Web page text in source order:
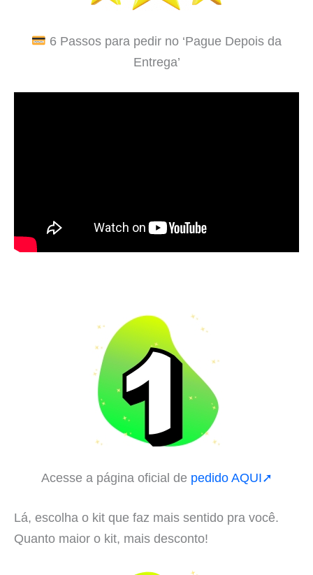
6 Passos para pedir no ‘Pague Depois da
Entrega’
Acesse a página oficial de pedido AQUI➚
Lá, escolha o kit que faz mais sentido pra você.
Quanto maior o kit, mais desconto!